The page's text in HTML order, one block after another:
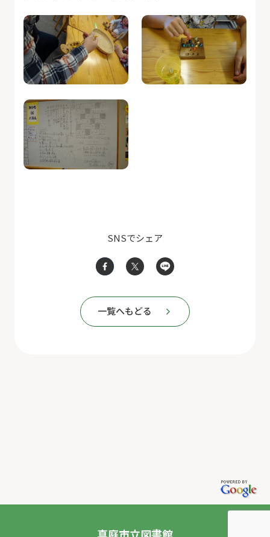
SNSでシェア
一覧へもどる